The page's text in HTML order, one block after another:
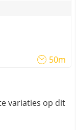
50m
variaties op dit